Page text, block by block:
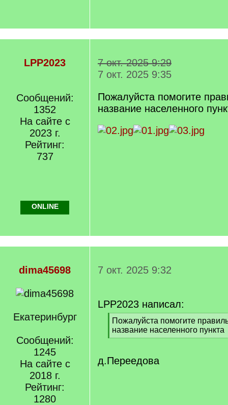
LPP2023
Сообщений:
1352
На сайте с
2023 г.
Рейтинг:
737
7 окт. 2025 9:29
7 окт. 2025 9:35
Пожалуйста помогите
название населенного
ONLINE
dima45698
Екатеринбург
Сообщений:
1245
На сайте с
2018 г.
Рейтинг:
1280
7 окт. 2025 9:32
LPP2023 написал:
[
q
]
Пожалуйста помогите
название населенного пункта
[
q
]
д.Переедова